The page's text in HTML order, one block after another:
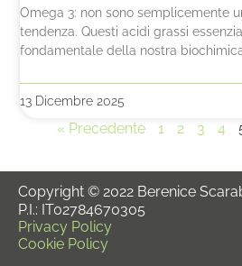
Omega 3: non sono semplicemente
tendenza. Questi acidi grassi
fondamentale della nostra
13 Dicembre 2025
« Precedente 1 2 3 4
Copyright © 2022 Berenice
P.I.: IT02784670305
Privacy Policy
Cookie Policy